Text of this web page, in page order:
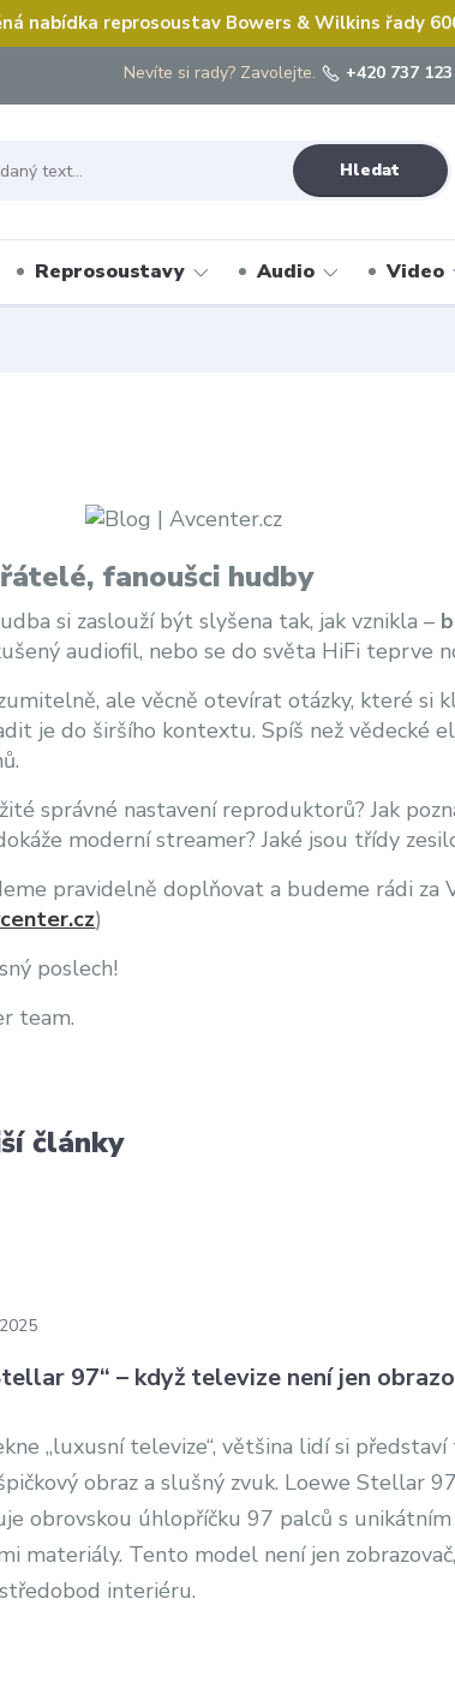
nabídka reprosoustav Bowers & Wilkins řady
Hledat
Nevíte si rady? Zavolejte. +420 737
Reprosoustavy Audio Video
fanoušci hudby
si zaslouží být slyšena tak, jak vznikla –
audiofil, nebo se do světa HiFi teprve
ale věcně otevírat otázky, které si
je do širšího kontextu. Spíš než vědecké
správné nastavení reproduktorů? Jak
moderní streamer? Jaké jsou třídy
pravidelně doplňovat a budeme rádi
)
poslech!
team.
články
97“ – když televize není jen
2025
„luxusní televize“, většina lidí si představí
obraz a slušný zvuk. Loewe Stellar
obrovskou úhlopříčku 97 palců s
materiály. Tento model není jen
interiéru.